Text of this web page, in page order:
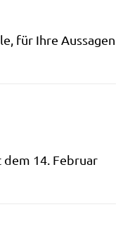
für Ihre Aus­sa­gen
14. Febru­ar